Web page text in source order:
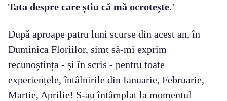
Tata despre care știu că mă ocrotește.'
După aproape patru luni scurse din acest an, în
Duminica Floriilor, simt să-mi exprim
recunoștința - și în scris - pentru toate
experiențele, întâlnirile din Ianuarie, Februarie,
Martie, Aprilie! S-au întâmplat la momentul